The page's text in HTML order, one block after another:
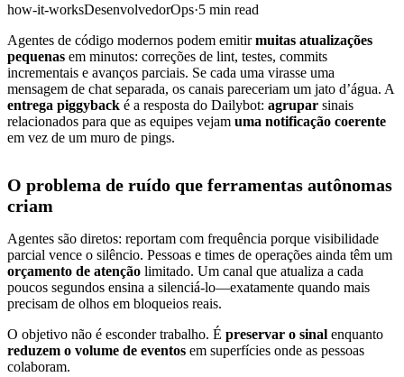
how-it-worksDesenvolvedorOps·5 min read
Agentes de código modernos podem emitirmuitas atualizações
pequenas em minutos: correções de lint, testes, commits
incrementais e avanços parciais. Se cada uma virasse uma
mensagem de chat separada, os canais pareceriam um jato d’água. A
entrega piggyback é a resposta do Dailybot: agrupar sinais
relacionados para que as equipes vejam uma notificação coerente
em vez de um muro de pings.
O problema de ruído que ferramentas autônomas
criam
Agentes são diretos: reportam com frequência porque visibilidade
parcial vence o silêncio. Pessoas e times de operações ainda têm um
orçamento de atenção limitado. Um canal que atualiza a cada
poucos segundos ensina a silenciá-lo—exatamente quando mais
precisam de olhos em bloqueios reais.
O objetivo não é esconder trabalho. É preservar o sinal enquanto
reduzem o volume de eventos em superfícies onde as pessoas
colaboram.